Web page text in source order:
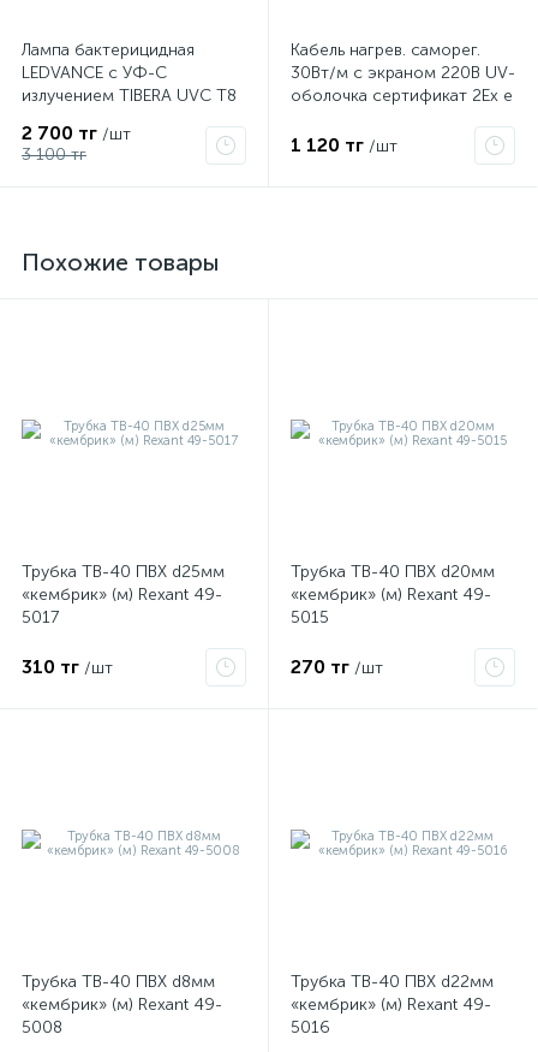
Лампа бактерицидная
LEDVANCE с УФ-С
излучением TIBERA UVC T8
2 700 тг /шт
3 100 тг
Кабель нагрев. саморег.
30Вт/м с экраном 220В UV-
оболочка сертификат 2Ex e
PHC-30
1 120 тг /шт
Похожие товары
Трубка ТВ-40 ПВХ d25мм
«кембрик» (м) Rexant 49-
5017
310 тг /шт
Трубка ТВ-40 ПВХ d20мм
«кембрик» (м) Rexant 49-
5015
270 тг /шт
Трубка ТВ-40 ПВХ d8мм
«кембрик» (м) Rexant 49-
5008
Трубка ТВ-40 ПВХ d22мм
«кембрик» (м) Rexant 49-
5016